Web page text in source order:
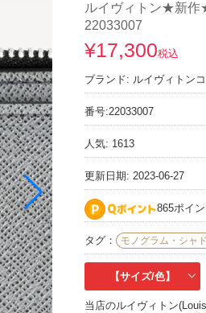
ルイヴィトン★新作
22033007
¥17,300税込
ブランド: ルイヴィトン
番号:22033007
人気: 1613
更新日期: 2023-06-27
865ポイン
タグ： モノグラム・シャ
【サイズ/色】
当店のルイヴィトン